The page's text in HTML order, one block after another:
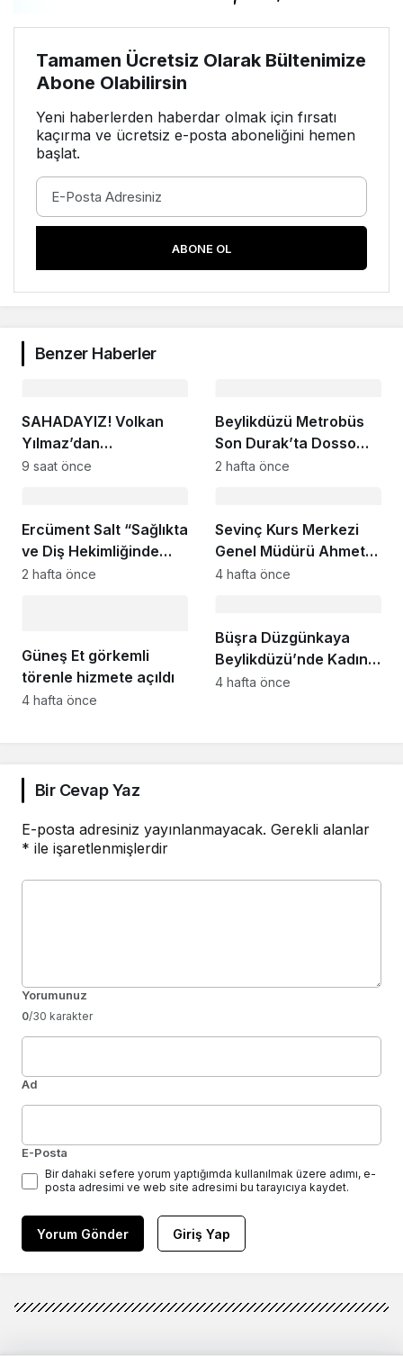
Tamamen Ücretsiz Olarak Bültenimize
Abone Olabilirsin
Yeni haberlerden haberdar olmak için fırsatı
kaçırma ve ücretsiz e-posta aboneliğini hemen
başlat.
ABONE OL
Benzer Haberler
SAHADAYIZ! Volkan
Yılmaz’dan
Beylikdüzü’nde Dikkat
9 saat önce
Beylikdüzü Metrobüs
Son Durak’ta Dosso
Dossi Coffee coşkusu
2 hafta önce
Ercüment Salt “Sağlıkta
ve Diş Hekimliğinde
Dünya Çok Önemli
2 hafta önce
Sevinç Kurs Merkezi
Genel Müdürü Ahmet
Zeyrekmişoğlu
4 hafta önce
Güneş Et görkemli
törenle hizmete açıldı
4 hafta önce
Büşra Düzgünkaya
Beylikdüzü’nde Kadın
Girişimcilerle Buluştu
4 hafta önce
Bir Cevap Yaz
E-posta adresiniz yayınlanmayacak. Gerekli alanlar
* ile işaretlenmişlerdir
Yorumunuz
0/30 karakter
Ad
E-Posta
Bir dahaki sefere yorum yaptığımda kullanılmak üzere adımı, e-
posta adresimi ve web site adresimi bu tarayıcıya kaydet.
Yorum Gönder Giriş Yap